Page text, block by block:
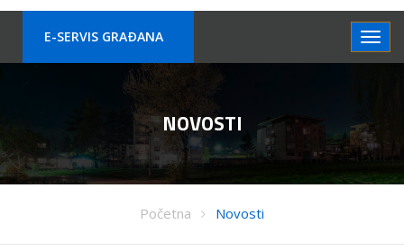
E-SERVIS GRAÐANA
NOVOSTI
Početna Novosti